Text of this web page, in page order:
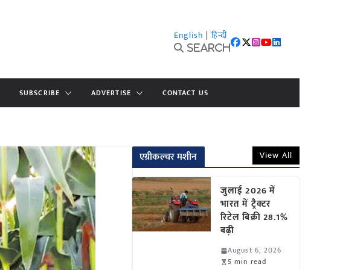
English | हिन्दी
Search
SUBSCRIBE ADVERTISE CONTACT US
एग्रीकल्चर मशीन View All
जुलाई 2026 में
भारत में ट्रैक्टर
रिटेल बिक्री 28.1%
बढ़ी
August 6, 2026
5 min read